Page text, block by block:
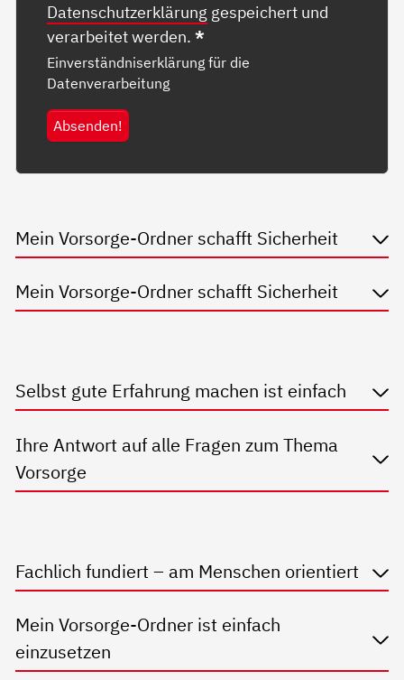
Datenschutzerklärung gespeichert und
verarbeitet werden.*
Einverständniserklärung für die
Datenverarbeitung
Absenden!
Mein Vorsorge-Ordner schafft Sicherheit
Mein Vorsorge-Ordner schafft Sicherheit
Selbst gute Erfahrung machen ist einfach
Ihre Antwort auf alle Fragen zum Thema
Vorsorge
Fachlich fundiert – am Menschen orientiert
Mein Vorsorge-Ordner ist einfach
einzusetzen